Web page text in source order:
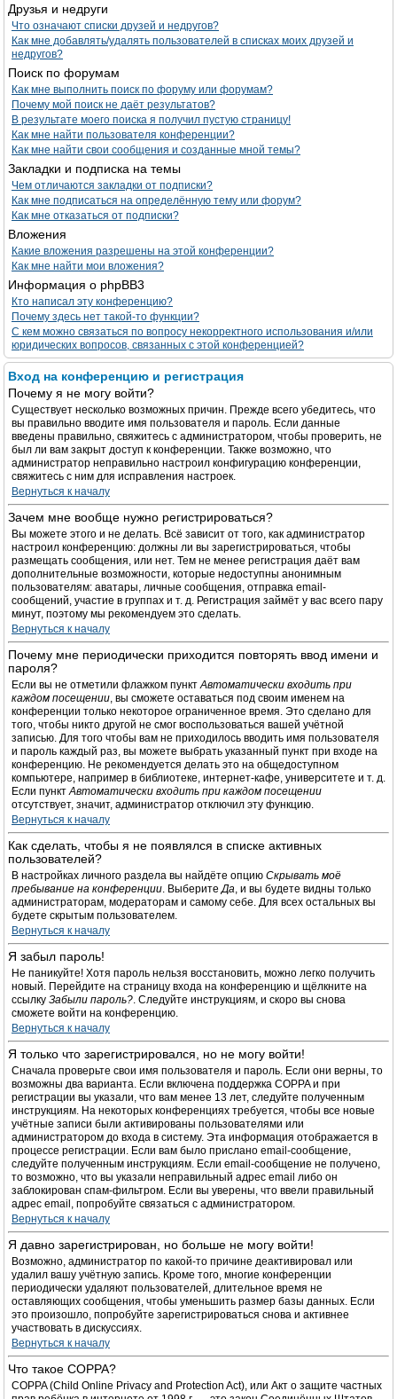
Друзья и недруги
Что означают списки друзей и недругов?
Как мне добавлять/удалять пользователей в списках моих друзей и
недругов?
Поиск по форумам
Как мне выполнить поиск по форуму или форумам?
Почему мой поиск не даёт результатов?
В результате моего поиска я получил пустую страницу!
Как мне найти пользователя конференции?
Как мне найти свои сообщения и созданные мной темы?
Закладки и подписка на темы
Чем отличаются закладки от подписки?
Как мне подписаться на определённую тему или форум?
Как мне отказаться от подписки?
Вложения
Какие вложения разрешены на этой конференции?
Как мне найти мои вложения?
Информация о phpBB3
Кто написал эту конференцию?
Почему здесь нет такой-то функции?
С кем можно связаться по вопросу некорректного использования и/или
юридических вопросов, связанных с этой конференцией?
Вход на конференцию и регистрация
Почему я не могу войти?
Существует несколько возможных причин. Прежде всего убедитесь, что
вы правильно вводите имя пользователя и пароль. Если данные
введены правильно, свяжитесь с администратором, чтобы проверить, не
был ли вам закрыт доступ к конференции. Также возможно, что
администратор неправильно настроил конфигурацию конференции,
свяжитесь с ним для исправления настроек.
Вернуться к началу
Зачем мне вообще нужно регистрироваться?
Вы можете этого и не делать. Всё зависит от того, как администратор
настроил конференцию: должны ли вы зарегистрироваться, чтобы
размещать сообщения, или нет. Тем не менее регистрация даёт вам
дополнительные возможности, которые недоступны анонимным
пользователям: аватары, личные сообщения, отправка email-
сообщений, участие в группах и т. д. Регистрация займёт у вас всего пару
минут, поэтому мы рекомендуем это сделать.
Вернуться к началу
Почему мне периодически приходится повторять ввод имени и
пароля?
Если вы не отметили флажком пунктАвтоматически входить при
каждом посещении, вы сможете оставаться под своим именем на
конференции только некоторое ограниченное время. Это сделано для
того, чтобы никто другой не смог воспользоваться вашей учётной
записью. Для того чтобы вам не приходилось вводить имя пользователя
и пароль каждый раз, вы можете выбрать указанный пункт при входе на
конференцию. Не рекомендуется делать это на общедоступном
компьютере, например в библиотеке, интернет-кафе, университете и т. д.
Если пунктАвтоматически входить при каждом посещении
отсутствует, значит, администратор отключил эту функцию.
Вернуться к началу
Как сделать, чтобы я не появлялся в списке активных
пользователей?
В настройках личного раздела вы найдёте опцию Скрывать моё
пребывание на конференции. ВыберитеДа, и вы будете видны только
администраторам, модераторам и самому себе. Для всех остальных вы
будете скрытым пользователем.
Вернуться к началу
Я забыл пароль!
Не паникуйте! Хотя пароль нельзя восстановить, можно легко получить
новый. Перейдите на страницу входа на конференцию и щёлкните на
ссылку Забыли пароль?. Следуйте инструкциям, и скоро вы снова
сможете войти на конференцию.
Вернуться к началу
Я только что зарегистрировался, но не могу войти!
Сначала проверьте свои имя пользователя и пароль. Если они верны, то
возможны два варианта. Если включена поддержка COPPA и при
регистрации вы указали, что вам менее 13 лет, следуйте полученным
инструкциям. На некоторых конференциях требуется, чтобы все новые
учётные записи были активированы пользователями или
администратором до входа в систему. Эта информация отображается в
процессе регистрации. Если вам было прислано email-сообщение,
следуйте полученным инструкциям. Если email-сообщение не получено,
то возможно, что вы указали неправильный адрес email либо он
заблокирован спам-фильтром. Если вы уверены, что ввели правильный
адрес email, попробуйте связаться с администратором.
Вернуться к началу
Я давно зарегистрирован, но больше не могу войти!
Возможно, администратор по какой-то причине деактивировал или
удалил вашу учётную запись. Кроме того, многие конференции
периодически удаляют пользователей, длительное время не
оставляющих сообщения, чтобы уменьшить размер базы данных. Если
это произошло, попробуйте зарегистрироваться снова и активнее
участвовать в дискуссиях.
Вернуться к началу
Что такое COPPA?
COPPA (Child Online Privacy and Protection Act), или Акт о защите частных